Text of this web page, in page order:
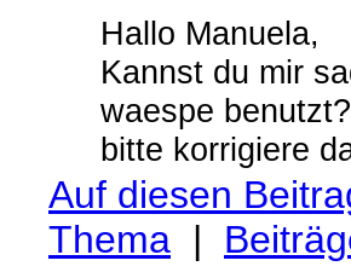
Hallo Manuela,
Kannst du mir
waespe
bitte korrigiere
Auf diesen
Thema |